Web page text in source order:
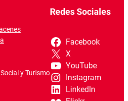
y Turismo
Redes Sociales
Facebook
X
YouTube
Instagram
LinkedIn